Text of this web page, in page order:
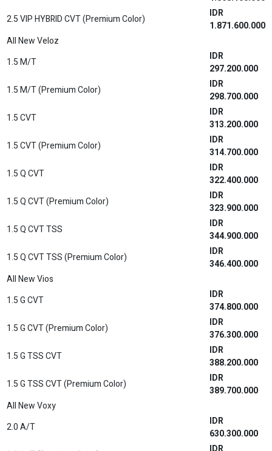
579.000.000
IDR
1.8 HYBRID A/T (Premium Color)
IDR
582.000.000
1.8 HYBRID GR-S A/T
IDR
623.000.000
1.8 HYBRID GR-S A/T (Dual Tone)
IDR
626.600.000
1.8 HYBRID GR-S A/T (Premium Color) (Dual Tone)
IDR
628.100.000
1.8 HYBRID A/T
IDR
603.800.000
1.8 HYBRID A/T(Premium Color)
IDR
606.900.000
1.8 HYBRID GR-S A/T
IDR
643.100.000
1.8 HYBRID GR-S A/T (Premium Color)
IDR
648.200.000
Hilux Rangga
CAB-CHASSIS PU 2.0 STD M/T
IDR
191.400.000
CAB-CHASSIS MB 2.0 STD M/T
IDR
191.400.000
PICK UP 2.0 STD M/T
IDR
196.400.000
PICK UP 2.0 STD M/T 3WAY
IDR
197.400.000
PICK UP 2.0 HIGH M/T
218.700.000
IDR
218.700.000